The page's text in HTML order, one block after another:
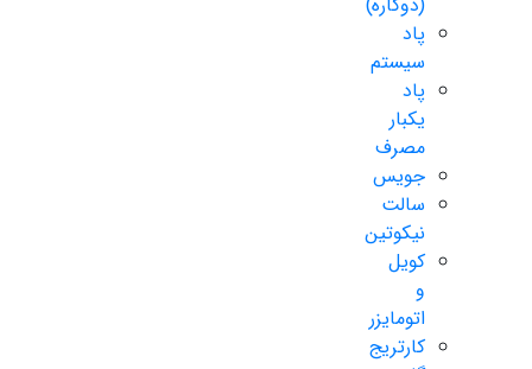
پاد
سیستم
پاد
یکبار
مصرف
جویس
سالت
نیکوتین
کویل
و
اتومایزر
کارتریج